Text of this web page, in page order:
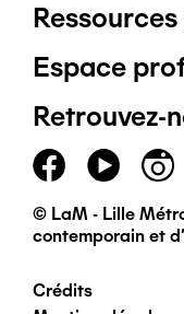
Pied
de
page
principal
Espace
Retrouvez-
© LaM - Lille
contemporain et
Crédits